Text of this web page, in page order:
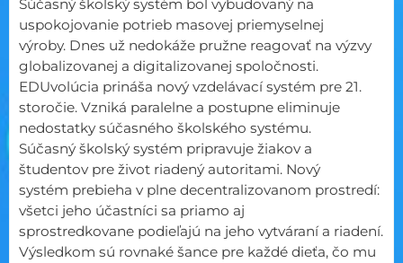
Súčasný školský systém bol vybudovaný na
uspokojovanie potrieb masovej priemyselnej
výroby. Dnes už nedokáže pružne reagovať na výzvy
globalizovanej a digitalizovanej spoločnosti.
EDUvolúcia prináša nový vzdelávací systém pre 21.
storočie. Vzniká paralelne a postupne eliminuje
nedostatky súčasného školského systému.
Súčasný školský systém pripravuje žiakov a
študentov pre život riadený autoritami. Nový
systém prebieha v plne decentralizovanom prostredí:
všetci jeho účastníci sa priamo aj
sprostredkovane podieľajú na jeho vytváraní a riadení.
Výsledkom sú rovnaké šance pre každé dieťa, čo mu